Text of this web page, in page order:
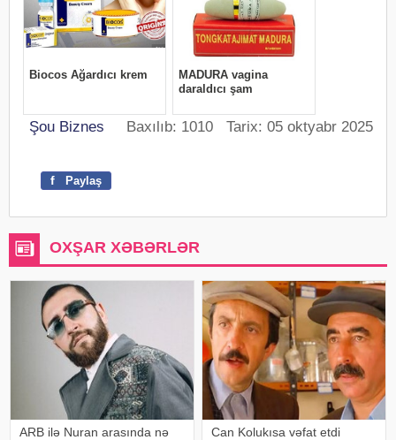
Şou Biznes Baxılıb: 1010 Tarix: 05 oktyabr 2025
f Paylaş
OXŞAR XƏBƏRLƏR
ARB ilə Nuran arasında nə
Can Kolukısa vəfat etdi